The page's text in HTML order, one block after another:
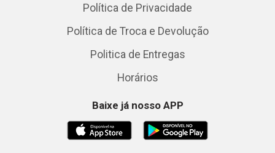
Política de Privacidade
Política de Troca e Devolução
Politica de Entregas
Horários
Baixe já nosso APP